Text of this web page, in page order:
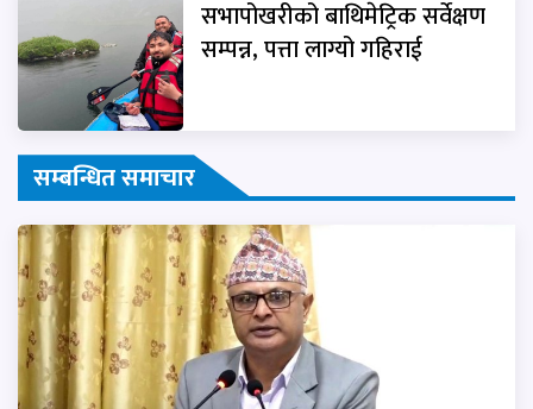
सभापोखरीको बाथिमेट्रिक सर्वेक्षण
सम्पन्न, पत्ता लाग्यो गहिराई
सम्बन्धित समाचार